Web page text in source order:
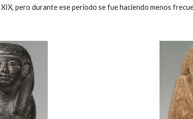
pero durante ese período se fue haciendo menos